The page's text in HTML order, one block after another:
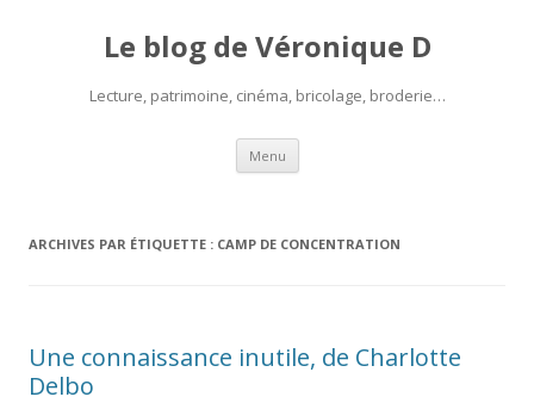
Le blog de Véronique D
Lecture, patrimoine, cinéma, bricolage, broderie…
Menu Aller
contenu
ARCHIVES PAR ÉTIQUETTE : CAMP DE CONCENTRATION
Une connaissance inutile, de Charlotte
Delbo